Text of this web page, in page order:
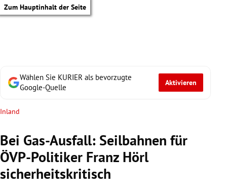
Zum Hauptinhalt der Seite
Wählen Sie KURIER als bevorzugte
Google-Quelle
Aktivieren
Inland
Bei Gas-Ausfall: Seilbahnen für
ÖVP-Politiker Franz Hörl
sicherheitskritisch